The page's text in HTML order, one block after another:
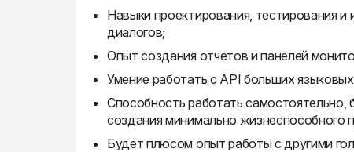
Навыки проектирования, тестирования
диалогов;
Опыт создания отчетов и панелей
Умение работать с API больших
Способность работать
создания минимально жизнеспособного
Будет плюсом опыт работы с другими